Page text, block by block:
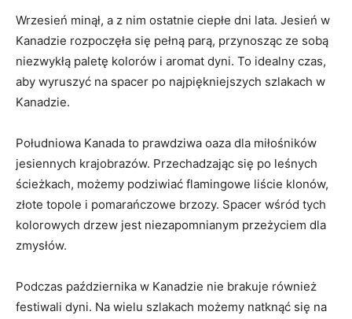
Wrzesień minął, a z nim ostatnie ciepłe dni lata.‌ Jesień ⁤w
Kanadzie rozpoczęła się pełną parą, przynosząc ze sobą⁢
niezwykłą paletę kolorów i aromat dyni. To idealny czas,
aby wyruszyć na spacer po najpiękniejszych szlakach w
Kanadzie.
Południowa Kanada to prawdziwa oaza dla miłośników
jesiennych krajobrazów. Przechadzając się ⁢po ⁢leśnych
ścieżkach, możemy podziwiać flamingowe liście klonów,
złote topole i pomarańczowe brzozy. Spacer ‍wśród tych
kolorowych drzew jest niezapomnianym przeżyciem dla
zmysłów.
Podczas października w Kanadzie nie brakuje również
festiwali dyni. Na wielu szlakach możemy natknąć się na